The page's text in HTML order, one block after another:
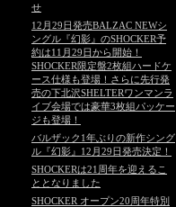
せ
12月29日発売BALZAC NEWシ
ングル『幻影』のSHOCKER予
約は11月29日から開始！
SHOCKER限定盤2枚組ハードケ
ース仕様も登場！さらに先行発
売の下北沢SHELTERワンマンラ
イブ会場では豪華3枚組パッケー
ジも登場！
バルザック1年ぶりの新作シング
ル『幻影』12月29日発売決定！
SHOCKERは21周年を迎えるこ
ととなりました
SHOCKER オープン20周年特別